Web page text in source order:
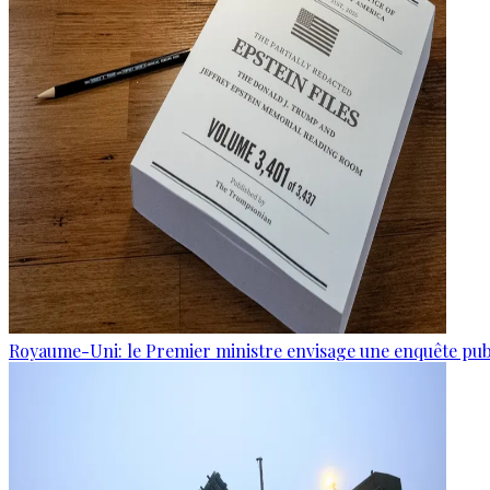
Royaume-Uni: le Premier ministre envisage une enquête